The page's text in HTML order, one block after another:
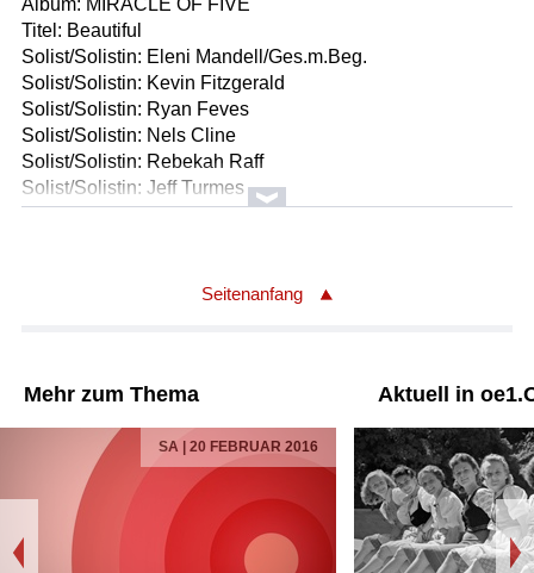
Album: MIRACLE OF FIVE
Titel: Beautiful
Solist/Solistin: Eleni Mandell/Ges.m.Beg.
Solist/Solistin: Kevin Fitzgerald
Solist/Solistin: Ryan Feves
Solist/Solistin: Nels Cline
Solist/Solistin: Rebekah Raff
Solist/Solistin: Jeff Turmes
Solist/Solistin: Miguel Atwood-Ferguson
Ausführender/Ausführende: Eleni Mandell/Ges.m.eig.Beg.
Länge: 02:50 min
Label: YEP-2444 Yep Roc Rec
Urheber/Urheberin: Eleni Mandell
Titel: DARK LIGHTS UP
Seitenanfang
Mehr zum Thema
SA | 20 FEBRUAR 2016
Aktuell in